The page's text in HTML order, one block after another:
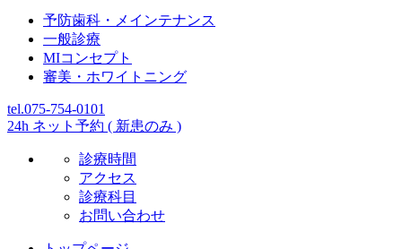
予防歯科・メインテナンス
一般診療
MIコンセプト
審美・ホワイトニング
tel.075-754-0101
24h ネット予約 ( 新患のみ )
診療時間
アクセス
診療科目
お問い合わせ